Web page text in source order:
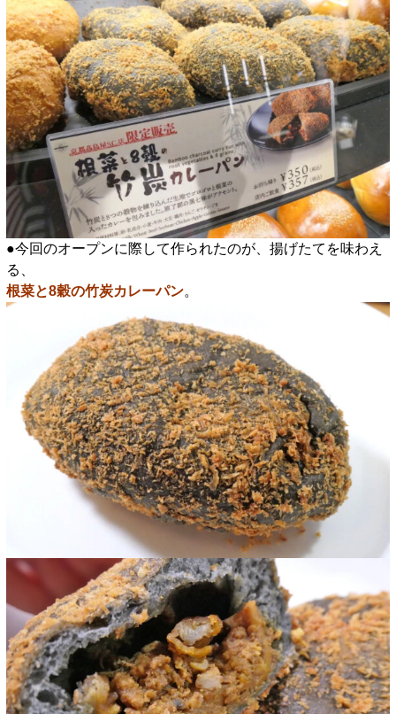
●今回のオープンに際して作られたのが、揚げたてを味わえ
る、
根菜と8穀の竹炭カレーパン。